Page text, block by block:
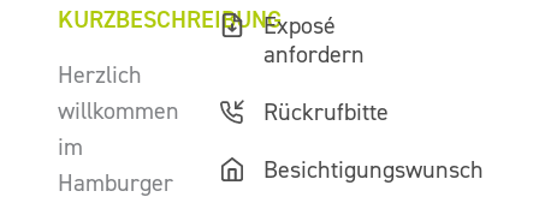
KURZBESCHREIBUNG
Herzlich
willkommen
im
Hamburger
Exposé
anfordern
Rückrufbitte
Besichtigungswunsch